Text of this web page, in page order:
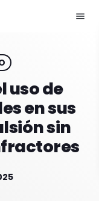
menu
uso de
en sus
sin